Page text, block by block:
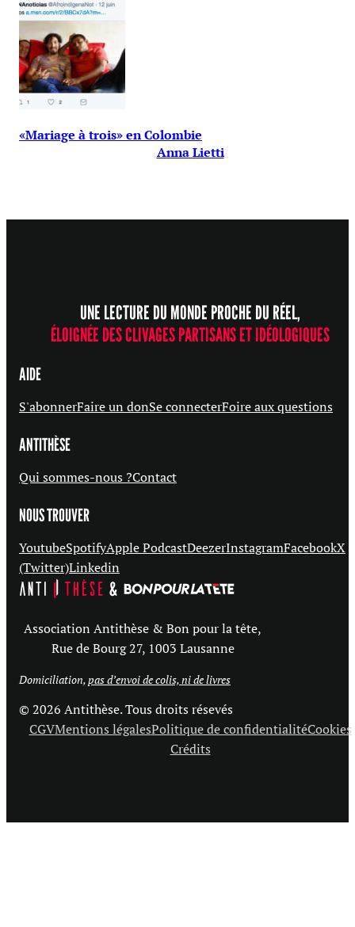
«Mariage à trois» en Colombie
Anna Lietti
UNE LECTURE DU MONDE PROCHE DU RÉEL,
ÉLOIGNÉE DES CLIVAGES PARTISANS ET IDÉOLOGIQUES
AIDE
S'abonnerFaire un donSe connecterFoire aux questions
ANTITHÈSE
Qui sommes-nous ?Contact
NOUS TROUVER
YoutubeSpotifyApple PodcastDeezerInstagramFacebookX
(Twitter)Linkedin
Association Antithèse & Bon pour la tête,
Rue de Bourg 27, 1003 Lausanne
Domiciliation, pas d’envoi de colis, ni de livres
© 2026 Antithèse. Tous droits résevés
CGVMentions légalesPolitique de confidentialitéCookies
Crédits